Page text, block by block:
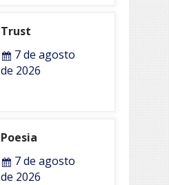
Trust
7 de agosto
de 2026
Poesia
7 de agosto
de 2026